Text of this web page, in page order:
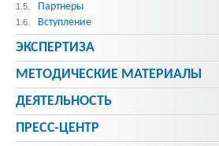
1.5. Партнеры
1.6. Вступление
ЭКСПЕРТИЗА
МЕТОДИЧЕСКИE МАТЕРИАЛЫ
ДЕЯТЕЛЬНОСТЬ
ПРЕСС-ЦЕНТР